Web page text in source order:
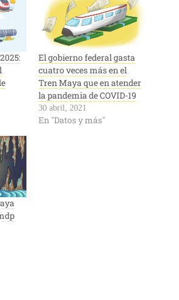
El gobierno federal gasta
cuatro veces más en el
Tren Maya que en atender
la pandemia de COVID-19
30 abril, 2021
En "Datos y más"